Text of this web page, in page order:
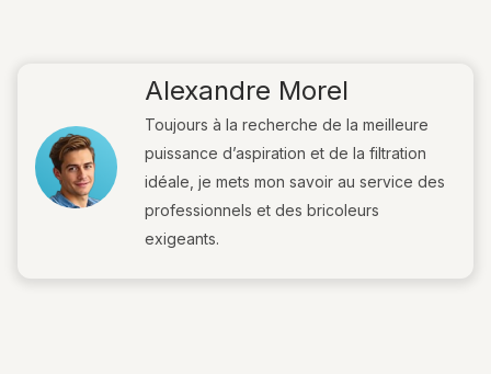
Alexandre Morel
Toujours à la recherche de la meilleure
puissance d’aspiration et de la filtration
idéale, je mets mon savoir au service des
professionnels et des bricoleurs
exigeants.